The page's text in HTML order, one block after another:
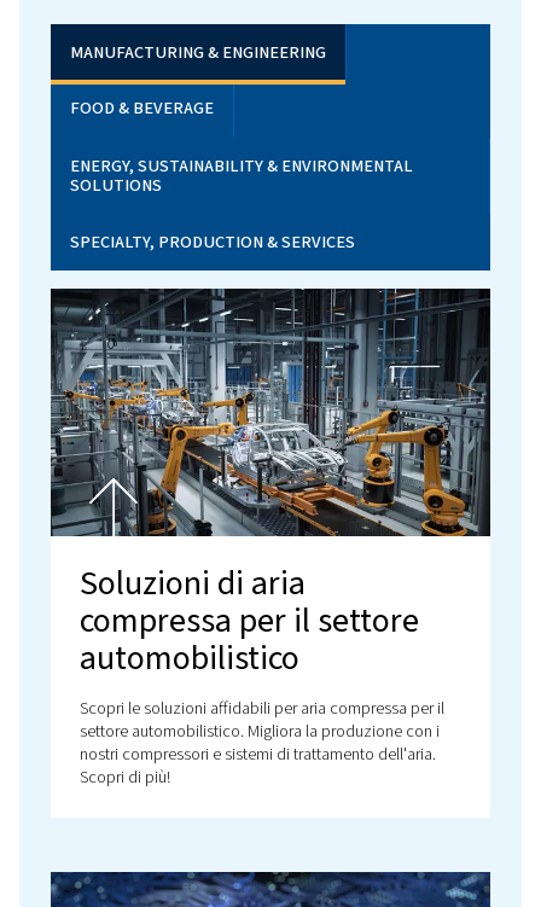
Energia, sostenibilità & Soluzioni Ambientali
Servizi di produzione & e specializzati
MANUFACTURING & ENGINEERING
FOOD & BEVERAGE
ENERGY, SUSTAINABILITY & ENVIRONMENTAL
SOLUTIONS